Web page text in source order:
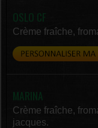
OSLO CF
Crème fraîche,
MARINA
Crème fraîche,
jacques.